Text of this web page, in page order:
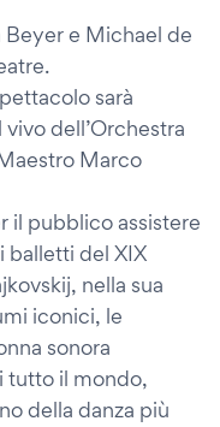
Beyer e Michael de
sarà
dell’Orchestra
Marco
il pubblico assistere
balletti del XIX
nella sua
iconici, le
sonora
tutto il mondo,
della danza più